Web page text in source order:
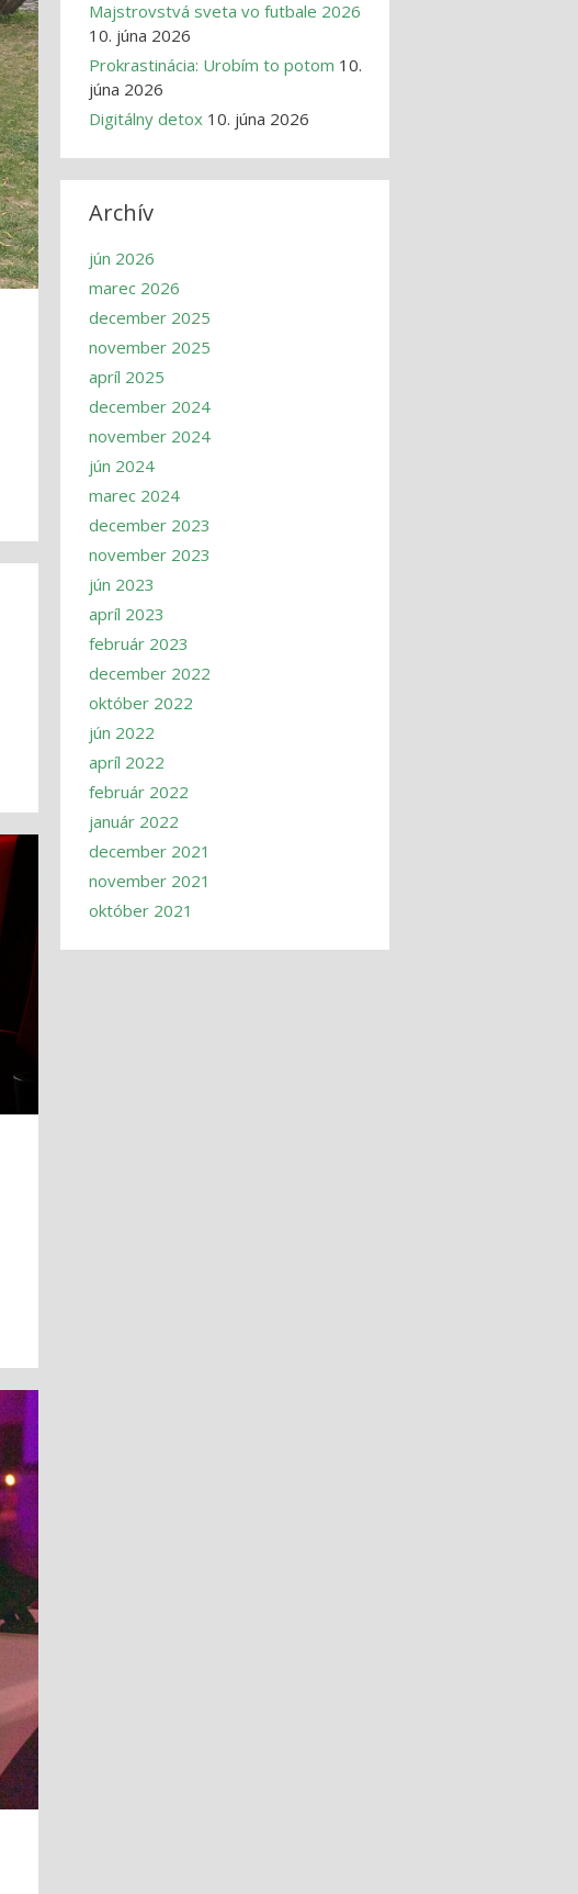
Majstrovstvá sveta vo futbale 2026
10. júna 2026
Prokrastinácia: Urobím to potom 10.
júna 2026
Digitálny detox 10. júna 2026
Archív
jún 2026
marec 2026
december 2025
november 2025
apríl 2025
december 2024
november 2024
jún 2024
marec 2024
december 2023
november 2023
jún 2023
apríl 2023
február 2023
december 2022
október 2022
jún 2022
apríl 2022
február 2022
január 2022
december 2021
november 2021
október 2021